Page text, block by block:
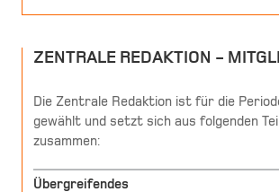
ZENTRALE REDAKTION -
Die Zentrale Redaktion ist für die
gewählt und setzt sich aus folgenden
zusammen:
Übergreifendes